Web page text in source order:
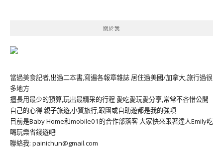
關於我
當過美食記者,出過二本書,寫遍各報章雜誌 居住過美國/加拿大,旅行過很
多地方
擅長用最少的預算,玩出最精采的行程 愛吃愛玩愛分享,常常不吝惜公開
自己的心得 親子旅遊,小資旅行,跟團或自助遊都是我的強項
目前是Baby Home和mobile01的合作部落客 大家快來跟著達人Emily吃
喝玩樂省錢遊吧!
聯絡我: painichun@gmail.com